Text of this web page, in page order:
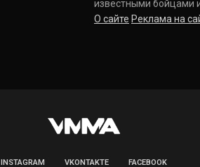
известными бойцами
О сайте Реклама на
INSTAGRAM VKONTAKTE FACEBOOK